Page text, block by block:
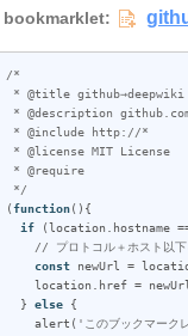
/*
*/
(function(){
if (location hostname
// プロトコル＋ホスト以下
const newUrl =
location
href = newUrl
  }
else {
alert ( 'このブックマーク